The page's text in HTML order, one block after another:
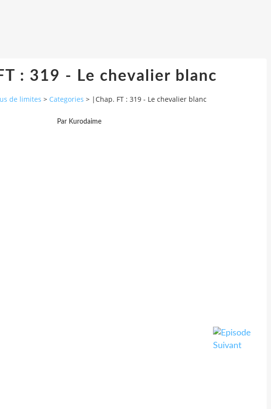
: 319 - Le chevalier blanc
de limites > Categories > |Chap. FT : 319 - Le chevalier blanc
Par Kurodaime